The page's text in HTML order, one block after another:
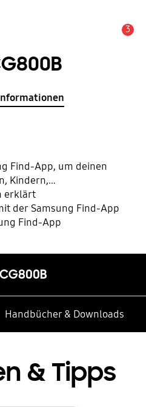
3
Find-App, um deinen
Kindern,
anderen Kontakten zu
erklärt
der Samsung Find-App
Find-App
Handbücher & Downloads
& Tipps